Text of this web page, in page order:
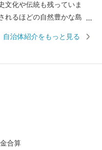
文化や伝統も残っていま
れるほどの自然豊かな島
など島国日本の縮図です。
される島の一つとなって
ます。いまでは新しい挑戦
っており、まちおこしの挑
自治体紹介をもっと見る
合算